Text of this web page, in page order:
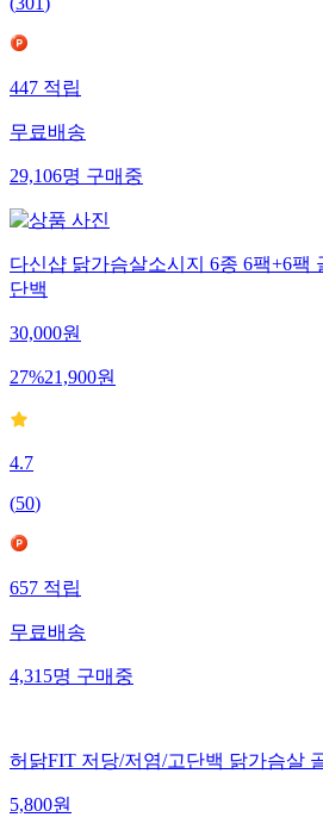
(301)
447적립
무료배송
29,106명구매중
다신샵 닭가슴살소시지 6종 6팩+6팩
단백
30,000원
27%21,900원
4.7
(50)
657적립
무료배송
4,315명구매중
허닭FIT 저당/저염/고단백 닭가슴살
5,800원